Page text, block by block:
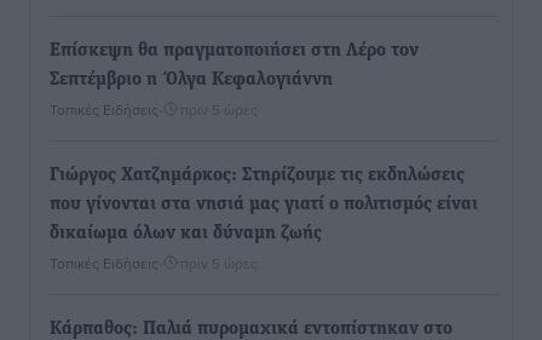
Επίσκεψη θα πραγματοποιήσει στη Λέρο τον
Σεπτέμβριο η Όλγα Κεφαλογιάννη
Τοπικές Ειδήσεις πριν 5 ώρες
Γιώργος Χατζημάρκος: Στηρίζουμε τις εκδηλώσεις
που γίνονται στα νησιά μας γιατί ο πολιτισμός είναι
δικαίωμα όλων και δύναμη ζωής
Τοπικές Ειδήσεις πριν 5 ώρες
Κάρπαθος: Παλιά πυρομαχικά εντοπίστηκαν στο